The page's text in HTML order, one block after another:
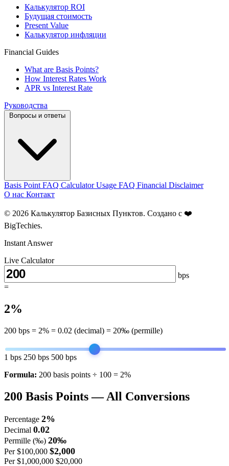
Калькулятор ROI
Будущая стоимость
Present Value
Калькулятор инфляции
Financial Guides
What are Basis Points?
How Interest Rates Work
APR vs Interest Rate
Руководства
Basis Point FAQ Calculator Usage FAQ Financial Disclaimer
О нас Контакт
© 2026 Калькулятор Базисных Пунктов. Создано с ❤️
BigTechies.
Instant Answer
Live Calculator
bps
=
2%
200 bps = 2% = 0.02 (decimal) = 20‰ (permille)
1 bps 250 bps 500 bps
Formula: 200 basis points ÷ 100 = 2%
200 Basis Points — All Conversions
Percentage 2%
Decimal 0.02
Permille (‰) 20‰
Per $100,000 $2,000
Per $1,000,000 $20,000